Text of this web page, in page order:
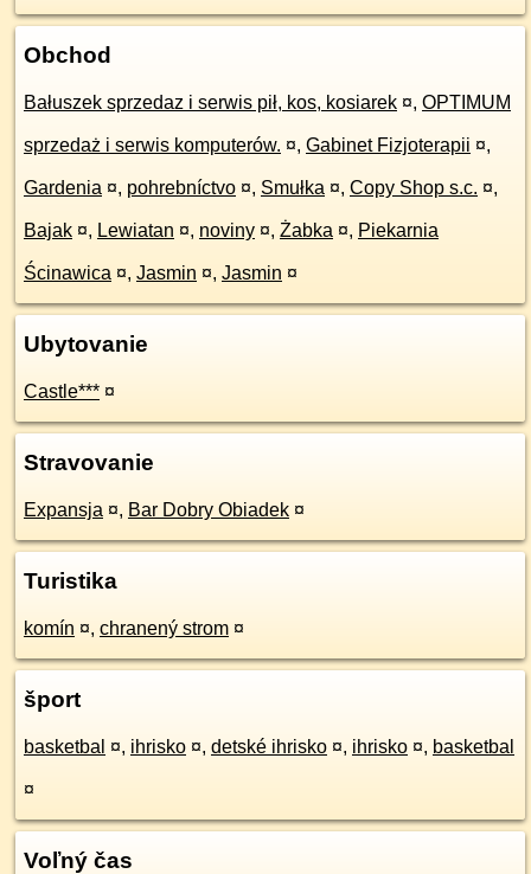
Obchod
Bałuszek sprzedaz i serwis pił, kos, kosiarek ¤, OPTIMUM
sprzedaż i serwis komputerów. ¤, Gabinet Fizjoterapii ¤,
Gardenia ¤, pohrebníctvo ¤, Smułka ¤, Copy Shop s.c. ¤,
Bajak ¤, Lewiatan ¤, noviny ¤, Żabka ¤, Piekarnia
Ścinawica ¤, Jasmin ¤, Jasmin ¤
Ubytovanie
Castle*** ¤
Stravovanie
Expansja ¤, Bar Dobry Obiadek ¤
Turistika
komín ¤, chranený strom ¤
šport
basketbal ¤, ihrisko ¤, detské ihrisko ¤, ihrisko ¤, basketbal
¤
Voľný čas